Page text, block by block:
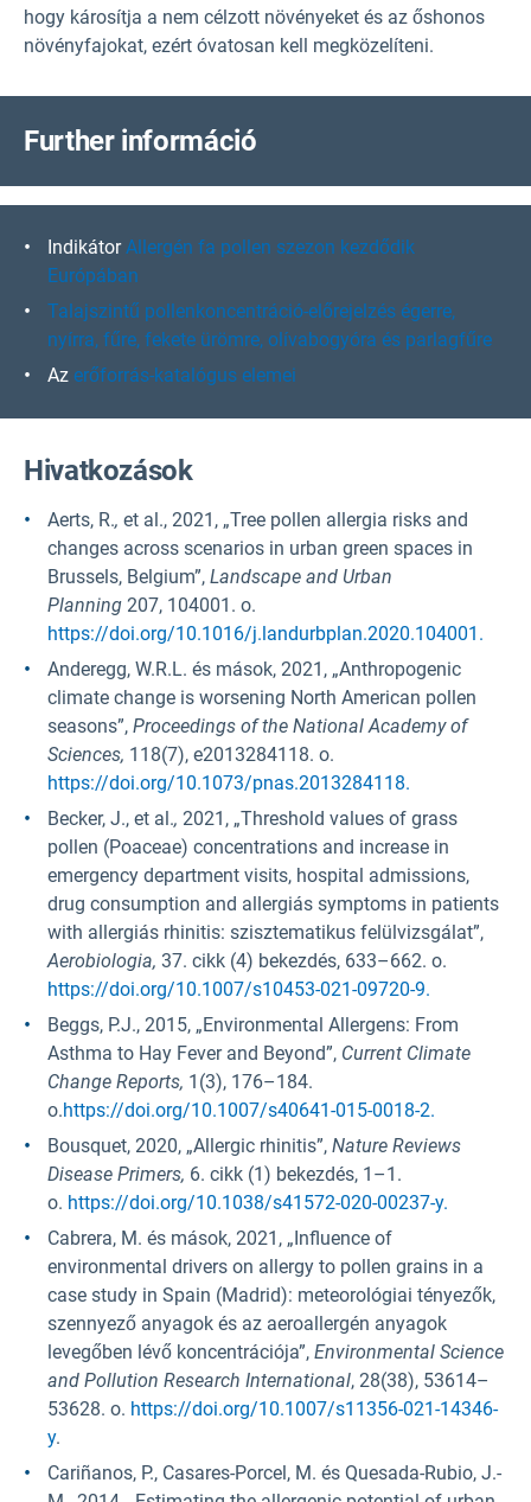
hogy károsítja a nem célzott növényeket és az őshonos
növényfajokat, ezért óvatosan kell megközelíteni.
Further információ
IndikátorAllergén fa pollen szezon kezdődik
Európában
Talajszintű pollenkoncentráció-előrejelzés égerre,
nyírra, fűre, fekete ürömre, olívabogyóra és parlagfűre
Az erőforrás-katalógus elemei
Hivatkozások
Aerts, R., et al., 2021, „Tree pollen allergia risks and
changes across scenarios in urban green spaces in
Brussels, Belgium”, Landscape and Urban
Planning 207, 104001. o.
https://doi.org/10.1016/j.landurbplan.2020.104001.
Anderegg, W.R.L. és mások, 2021, „Anthropogenic
climate change is worsening North American pollen
seasons”, Proceedings of the National Academy of
Sciences, 118(7), e2013284118. o.
https://doi.org/10.1073/pnas.2013284118.
Becker, J., et al., 2021, „Threshold values of grass
pollen (Poaceae) concentrations and increase in
emergency department visits, hospital admissions,
drug consumption and allergiás symptoms in patients
with allergiás rhinitis: szisztematikus felülvizsgálat”,
Aerobiologia, 37. cikk (4) bekezdés, 633–662. o.
https://doi.org/10.1007/s10453-021-09720-9.
Beggs, P.J., 2015, „Environmental Allergens: From
Asthma to Hay Fever and Beyond”, Current Climate
Change Reports, 1(3), 176–184.
o.https://doi.org/10.1007/s40641-015-0018-2.
Bousquet, 2020, „Allergic rhinitis”, Nature Reviews
Disease Primers, 6. cikk (1) bekezdés, 1–1.
o. https://doi.org/10.1038/s41572-020-00237-y.
Cabrera, M. és mások, 2021, „Influence of
environmental drivers on allergy to pollen grains in a
case study in Spain (Madrid): meteorológiai tényezők,
szennyező anyagok és az aeroallergén anyagok
levegőben lévő koncentrációja”, Environmental Science
and Pollution Research International, 28(38), 53614–
53628. o. https://doi.org/10.1007/s11356-021-14346-
y.
Cariñanos, P., Casares-Porcel, M. és Quesada-Rubio, J.-